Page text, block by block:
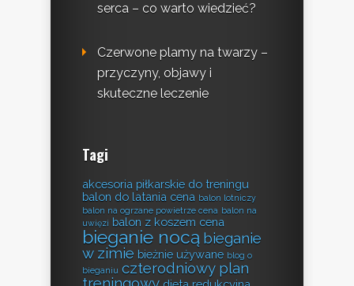
serca – co warto wiedzieć?
Czerwone plamy na twarzy –
przyczyny, objawy i
skuteczne leczenie
Tagi
akcesoria piłkarskie do treningu
balon do latania cena balon lotniczy
balon na ogrzane powietrze cena balon na
uwięzi balon z koszem cena
bieganie nocą bieganie
w zimie bieżnie używane blog o
bieganiu czterodniowy plan